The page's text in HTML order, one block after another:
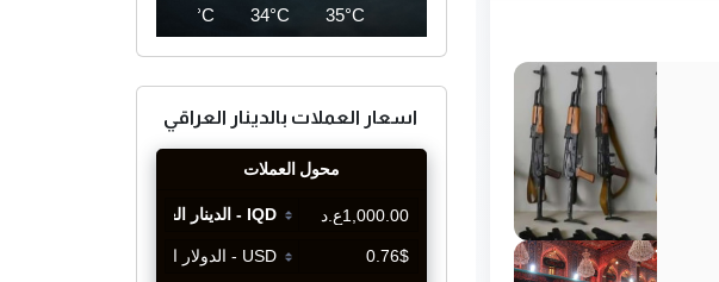
35°C
34°C
34°C
اسعار العملات بالدينار العراقي